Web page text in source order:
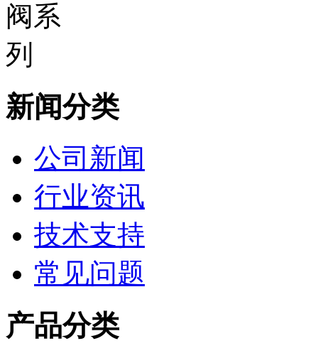
新闻分类
公司新闻
行业资讯
技术支持
常见问题
产品分类